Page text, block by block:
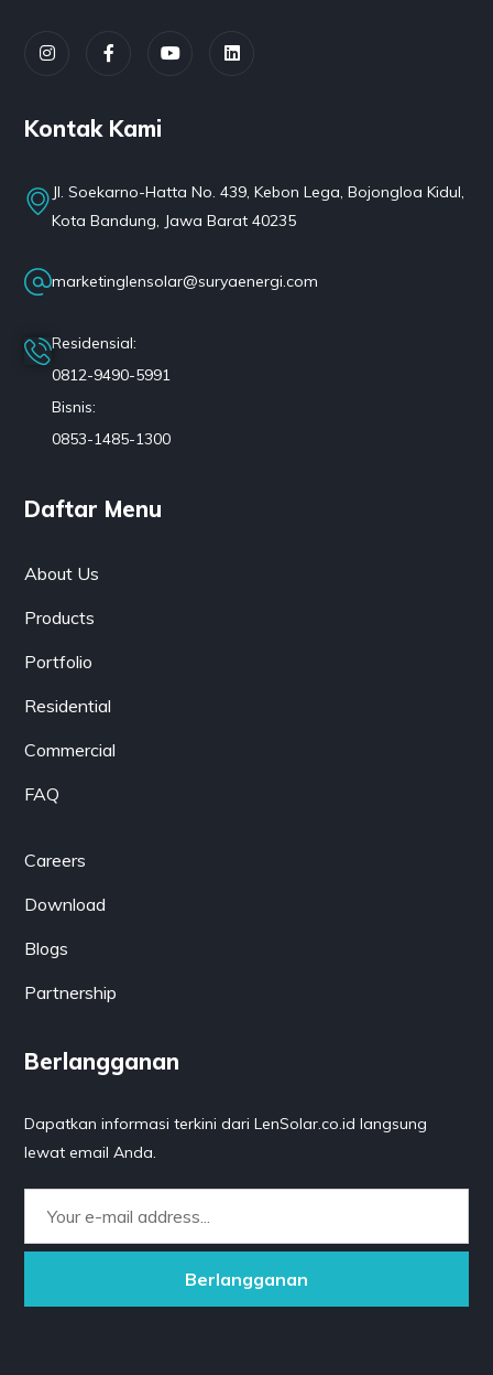
Kontak Kami
Jl. Soekarno-Hatta No. 439, Kebon Lega, Bojongloa Kidul,
Kota Bandung, Jawa Barat 40235
marketinglensolar@suryaenergi.com
Residensial:
0812-9490-5991
Bisnis:
0853-1485-1300
Daftar Menu
About Us
Products
Portfolio
Residential
Commercial
FAQ
Careers
Download
Blogs
Partnership
Berlangganan
Dapatkan informasi terkini dari LenSolar.co.id langsung
lewat email Anda.